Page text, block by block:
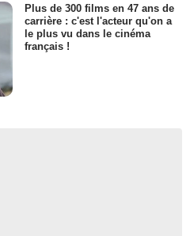
Plus de 300 films en 47 ans de
carrière : c'est l'acteur qu'on a
le plus vu dans le cinéma
français !